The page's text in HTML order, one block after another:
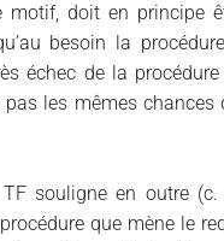
motif, doit en principe
besoin la
échec de la
les mêmes chances
souligne en outre
que mène le